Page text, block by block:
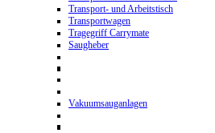
Transport- und Arbeitstisch
Transportwagen
Tragegriff Carrymate
Saugheber
Vakuumsauganlagen